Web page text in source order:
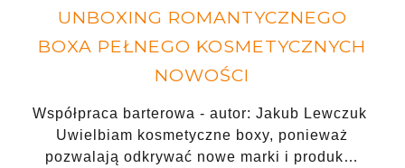
UNBOXING ROMANTYCZNEGO
BOXA PEŁNEGO KOSMETYCZNYCH
NOWOŚCI
Współpraca barterowa - autor: Jakub Lewczuk
Uwielbiam kosmetyczne boxy, ponieważ
pozwalają odkrywać nowe marki i produk…